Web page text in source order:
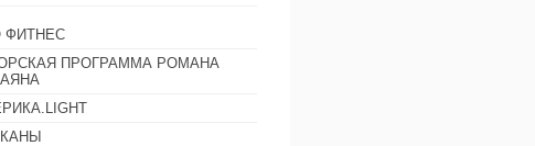
ФИТНЕС
ПРОГРАММА РОМАНА